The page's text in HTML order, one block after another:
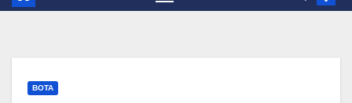
BOTA